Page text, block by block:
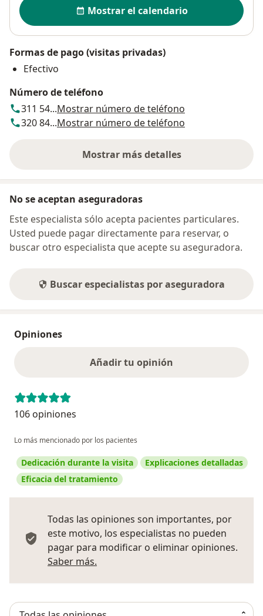
Mostrar el calendario
Formas de pago (visitas privadas)
Efectivo
Número de teléfono
311 54...Mostrar número de teléfono
320 84...Mostrar número de teléfono
Mostrar más detalles
sobre la dirección
No se aceptan aseguradoras
Este especialista sólo acepta pacientes particulares.
Usted puede pagar directamente para reservar, o
buscar otro especialista que acepte su aseguradora.
Buscar especialistas por aseguradora
Opiniones
Añadir tu opinión
106 opiniones
Lo más mencionado por los pacientes
Dedicación durante la visita
Explicaciones detalladas
Eficacia del tratamiento
Todas las opiniones son importantes, por
este motivo, los especialistas no pueden
pagar para modificar o eliminar opiniones.
Saber más.